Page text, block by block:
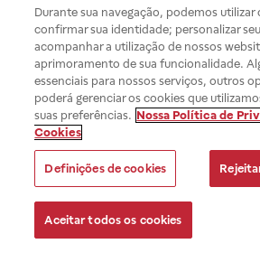
Durante sua navegação, podemos utilizar
confirmar sua identidade; personalizar
acompanhar a utilização de nossos
aprimoramento de sua funcionalidade.
essenciais para nossos serviços, outros
poderá gerenciar os cookies que
suas preferências. Nossa Política de
Cookies
Definições de cookies
Aceitar todos os cookies